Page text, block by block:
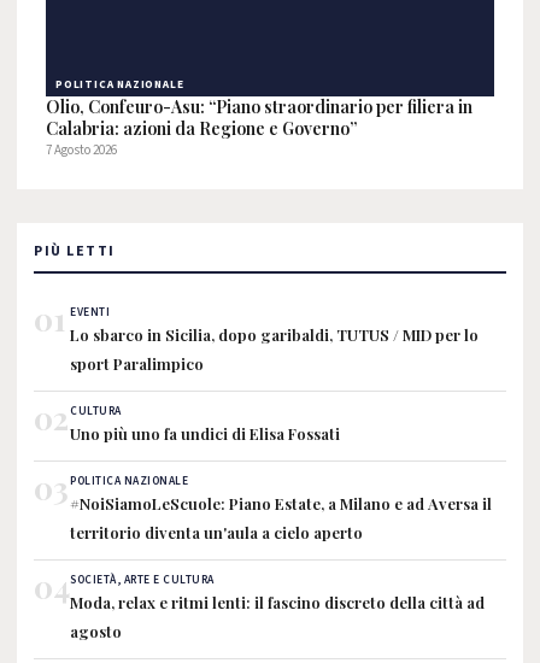
POLITICA NAZIONALE
Olio, Confeuro-Asu: “Piano straordinario per filiera in
Calabria: azioni da Regione e Governo”
7 Agosto 2026
PIÙ LETTI
01 EVENTI
Lo sbarco in Sicilia, dopo garibaldi, TUTUS / MID per lo
sport Paralimpico
02CULTURA
Uno più uno fa undici di Elisa Fossati
03POLITICA NAZIONALE
#NoiSiamoLeScuole: Piano Estate, a Milano e ad Aversa il
territorio diventa un'aula a cielo aperto
04SOCIETÀ, ARTE E CULTURA
Moda, relax e ritmi lenti: il fascino discreto della città ad
agosto